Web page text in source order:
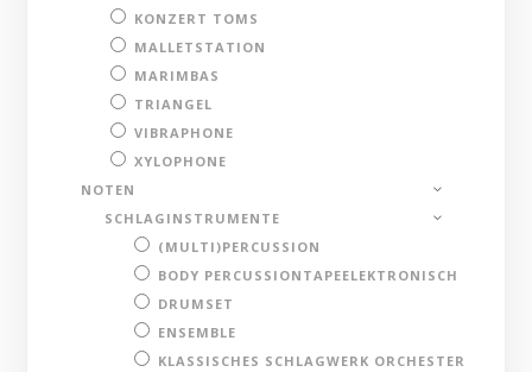
KONZERT TOMS
MALLETSTATION
MARIMBAS
TRIANGEL
VIBRAPHONE
XYLOPHONE
NOTEN
SCHLAGINSTRUMENTE
(MULTI)PERCUSSION
BODY PERCUSSIONTAPEELEKTRONISCH
DRUMSET
ENSEMBLE
KLASSISCHES SCHLAGWERK ORCHESTER